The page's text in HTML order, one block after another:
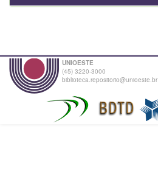
UNIOESTE
(45) 3220-3000
biblioteca.repositorio@unioeste.br